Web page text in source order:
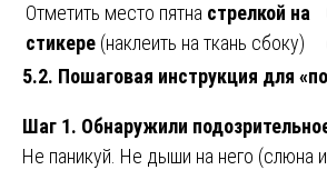
Отметить место пятна стрелкой на
стикере (наклеить на ткань сбоку)
5.2. Пошаговая инструкция для
Шаг 1. Обнаружили
Не паникуй. Не дыши на него (слюна